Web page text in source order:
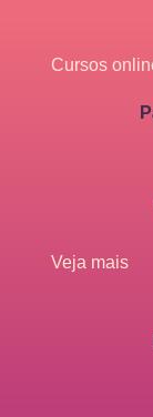
Cursos
Veja mais